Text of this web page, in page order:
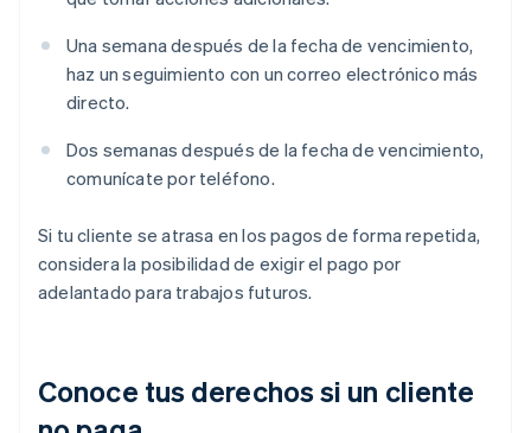
Una semana después de la fecha de vencimiento,
haz un seguimiento con un correo electrónico más
directo.
Dos semanas después de la fecha de vencimiento,
comunícate por teléfono.
Si tu cliente se atrasa en los pagos de forma repetida,
considera la posibilidad de exigir el pago por
adelantado para trabajos futuros.
Conoce tus derechos si un cliente